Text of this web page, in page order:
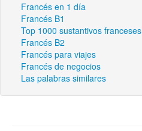
Francés en 1 día
Francés B1
Top 1000 sustantivos franceses
Francés B2
Francés para viajes
Francés de negocios
Las palabras similares